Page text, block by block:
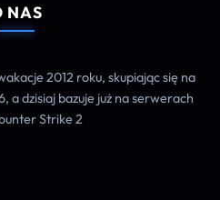
NAS
2012 roku, skupiając się na
a dzisiaj bazuje już na serwerach
Strike 2